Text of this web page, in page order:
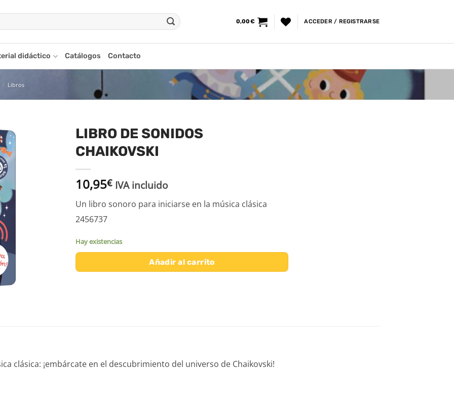
0,00€ ACCEDER / REGISTRARSE
didáctico Catálogos Contacto
/ Libros
la
LIBRO DE SONIDOS
CHAIKOVSKI
10,95€ IVA incluido
Un libro sonoro para iniciarse en la música clásica
2456737
Hay existencias
Añadir al carrito
clásica: ¡embárcate en el descubrimiento del universo de Chaikovski!